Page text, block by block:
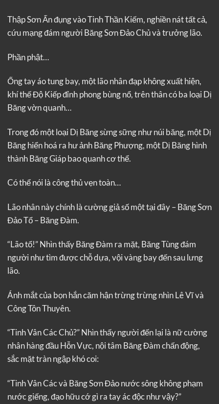
Thập Sơn Ấn đụng vào Tinh Thần Kiếm, nghiền nát tất cả,
cứu mạng đám người Băng Sơn Đảo Chủ và trưởng lão.
Phần phật…
Ống tay áo tung bay, một lão nhân đạp không xuất hiện,
khí thế Độ Kiếp đỉnh phong bùng nổ, trên thân có ba loại Dị
Băng vờn quanh…
Trong đó một loại Dị Băng sừng sững như núi băng, một Dị
Băng hiển hoá ra hư ảnh Băng Phượng, một Dị Băng hình
thành Băng Giáp bao quanh cơ thể.
Có thể nói là công thủ vẹn toàn…
Lão nhân này chính là cường giả số một tại đây – Băng Sơn
Đảo Tổ – Băng Đàm.
“Lão tổ!” Nhìn thấy Băng Đàm ra mặt, Băng Tùng đám
người như tìm được chỗ dựa, vội vàng bay đến sau lưng
lão.
Ánh mắt của bọn hắn căm hận trừng trừng nhìn Lê Vĩ và
Công Tôn Thuyên.
“Tinh Vân Các Chủ?” Nhìn thấy người đến lại là nữ cường
nhân hàng đầu Hỗn Vực, nội tâm Băng Đàm chấn động,
sắc mặt tràn ngập khó coi:
“Tinh Vân Các và Băng Sơn Đảo nước sông không phạm
nước giếng, đạo hữu cớ gì ra tay ác độc như vậy?”